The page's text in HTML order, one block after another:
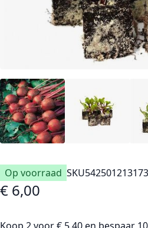
Op voorraad SKU
€ 6,00
Koop 2 voor € 5,40 en bespaar 10